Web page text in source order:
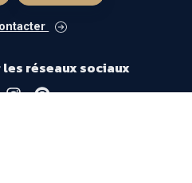
réseaux sociaux
InstagramPinterest